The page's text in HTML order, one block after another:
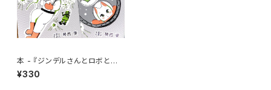
本 - 『ジンデルさんとロボとマ
イカちゃん/キャプテンマイカの
船内日誌』
¥330